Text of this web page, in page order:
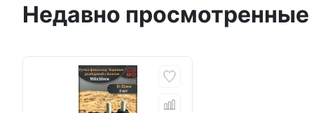
Недавно просмотренные